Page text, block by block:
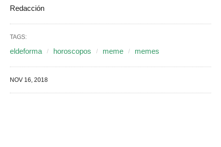
Redacción
TAGS:
eldeforma horoscopos meme memes
NOV 16, 2018